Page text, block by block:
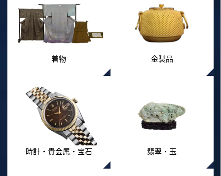
着物 金製品
時計・貴金属・宝石 翡翠・玉